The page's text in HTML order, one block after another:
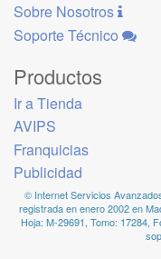
Sobre Nosotros
Soporte Técnico
Productos
Ir a Tienda
AVIPS
Franquicias
Publicidad
© Internet Servicios
registrada en enero 2002 en
Hoja: M-29691, Tomo: 17284,